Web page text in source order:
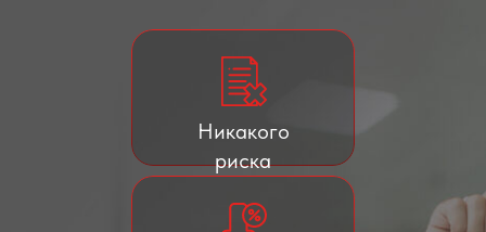
Никакого
риска